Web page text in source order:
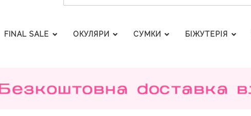
FINAL SALE ОКУЛЯРИ СУМКИ БІЖУТЕРІЯ